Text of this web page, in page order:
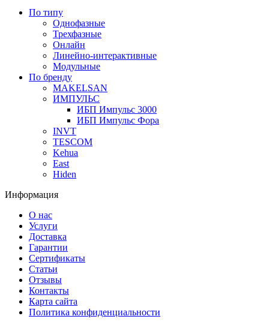
По типу
Однофазные
Трехфазные
Онлайн
Линейно-интерактивные
Модульные
По бренду
MAKELSAN
ИМПУЛЬС
ИБП Импульс 3000
ИБП Импульс Фора
INVT
TESCOM
Kehua
East
Hiden
Информация
О нас
Услуги
Доставка
Гарантии
Сертификаты
Статьи
Отзывы
Контакты
Карта сайта
Политика конфиденциальности